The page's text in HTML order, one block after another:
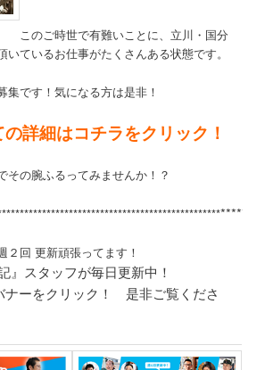
このご時世で有難いことに、立川・国分
いているお仕事がたくさんある状態です。
集です！気になる方は是非！
詳細はコチラをクリック！
その腕ふるってみませんか！？
回 更新頑張ってます！
』スタッフが毎日更新中！
ナーをクリック！ 是非ご覧くださ